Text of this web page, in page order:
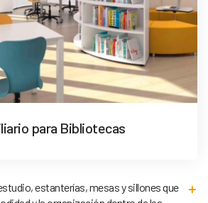
para Bibliotecas
estanterías, mesas y sillones que